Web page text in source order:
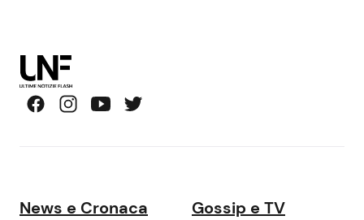
News e Cronaca Gossip e TV